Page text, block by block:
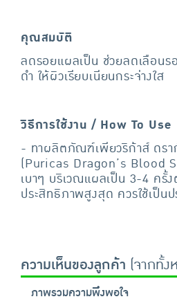
คุณสมบัติ
ลดรอยแผลเป็น ช่วยลดเลือนร
ดำ ให้ผิวเรียบเนียนกระจ่างใส
วิธีการใช้งาน / How To Use
- ทาผลิตภัณฑ์เพียวริก้าส์ ดรา
(Puricas Dragon’s Blood
เบาๆ บริเวณแผลเป็น 3-4 ครั้
ประสิทธิภาพสูงสุด ควรใช้เป็นป
ความเห็นของลูกค้า (จากทั้
ภาพรวมความพึงพอใจ